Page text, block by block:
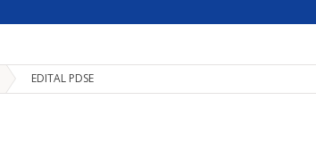
» EDITAL PDSE